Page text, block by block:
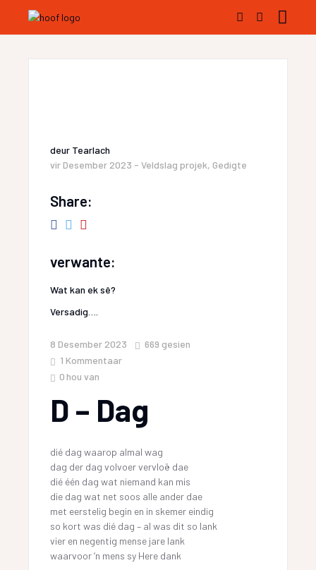
deur Tearlach
vir Desember 2023 - Veldslag projek, Gedigte
Share:
verwante:
Wat kan ek sê?
Versadig….
8 Desember 2023 669 gesien
1 Kommentaar
0 hou van
D – Dag
dié dag waarop almal wag
dag der dag volvoer vervloë dae
dié één dag wat niemand kan mis
die dag wat net soos alle ander dae
met eerstelig begin en in skemer eindig
so kort was dié dag – al was dit so lank
vier en negentig mense jare lank
waarvoor ‘n mens sy Here dank